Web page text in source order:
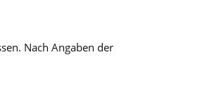
Nach Angaben der